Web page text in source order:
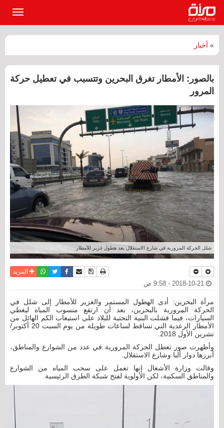
» أخبار
بالصور: الأمطار تغرق البحرين وتتسبب في تعطيل حركة
المرور
شلل الحركة المرورية في شارع الاستقلال بعد هطول غزير للأمطار
نسخة للطباعة
حفظ الموضوع
أرسل الى صديق
فيسبوكتويترواتسابالمزيد
مرآة البحرين: أدى الهطول المستمر والغزير للأمطار إلى شلل في
الحركة المرورية بالبحرين، بعد أن ارتفع منسوب المياه ليغطي
السيارات، فيما فشلت البنية التحتية للبلاد على استيعاب الكم الهائل من
الأمطار الرعدية التي تساقط لساعات طويلة من يوم السبت 20 أكتوبر/
تشرين الأول 2018.
وأظهرت صور تعطل الحركة المرورية في عدد من الشوارع والمناطق،
أبرزها دوار ألبا وشارع الاستقلال.
وقالت وزارة الأشغال إنها تعمل على سحب المياه من الشوارع
والمناطق السكنية، لكن الأولوية لفتح شبكة الطرق الرئيسية.